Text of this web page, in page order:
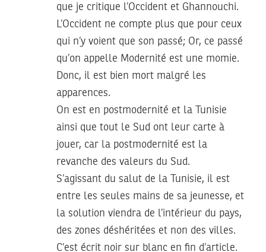
que je critique l’Occident et Ghannouchi.
L’Occident ne compte plus que pour ceux
qui n’y voient que son passé; Or, ce passé
qu’on appelle Modernité est une momie.
Donc, il est bien mort malgré les
apparences.
On est en postmodernité et la Tunisie
ainsi que tout le Sud ont leur carte à
jouer, car la postmodernité est la
revanche des valeurs du Sud.
S’agissant du salut de la Tunisie, il est
entre les seules mains de sa jeunesse, et
la solution viendra de l’intérieur du pays,
des zones déshéritées et non des villes.
C’est écrit noir sur blanc en fin d’article.